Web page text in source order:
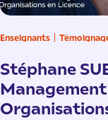
Enseignants
Stéphane